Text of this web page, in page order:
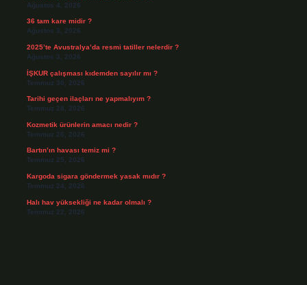
Ağustos 4, 2026
36 tam kare midir ?
Ağustos 3, 2026
2025’te Avustralya’da resmi tatiller nelerdir ?
Ağustos 3, 2026
İŞKUR çalışması kıdemden sayılır mı ?
Temmuz 30, 2026
Tarihi geçen ilaçları ne yapmalıyım ?
Temmuz 28, 2026
Kozmetik ürünlerin amacı nedir ?
Temmuz 26, 2026
Bartın’ın havası temiz mi ?
Temmuz 25, 2026
Kargoda sigara göndermek yasak mıdır ?
Temmuz 24, 2026
Halı hav yüksekliği ne kadar olmalı ?
Temmuz 22, 2026